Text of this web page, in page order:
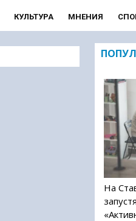
КУЛЬТУРА МНЕНИЯ
На